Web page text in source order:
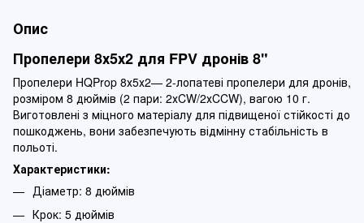
Опис
Пропелери 8х5х2 для FPV дронів 8"
Пропелери HQProp 8х5х2— 2-лопатеві пропелери для дронів,
розміром 8 дюймів (2 пари: 2хCW/2хCCW), вагою 10 г.
Виготовлені з міцного матеріалу для підвищеної стійкості до
пошкоджень, вони забезпечують відмінну стабільність в
польоті.
Характеристики:
Діаметр: 8 дюймів
Крок: 5 дюймів